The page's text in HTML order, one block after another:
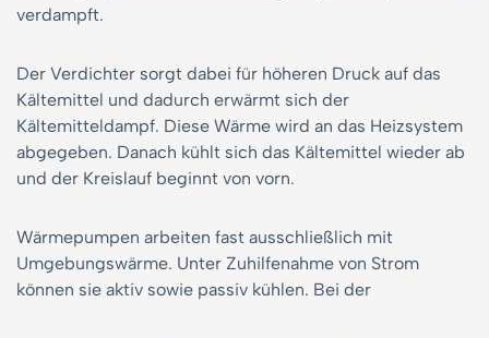
verdampft.
Der Verdichter sorgt dabei für höheren Druck auf das
Kältemittel und dadurch erwärmt sich der
Kältemitteldampf. Diese Wärme wird an das Heizsystem
abgegeben. Danach kühlt sich das Kältemittel wieder ab
und der Kreislauf beginnt von vorn.
Wärmepumpen arbeiten fast ausschließlich mit
Umgebungswärme. Unter Zuhilfenahme von Strom
können sie aktiv sowie passiv kühlen. Bei der